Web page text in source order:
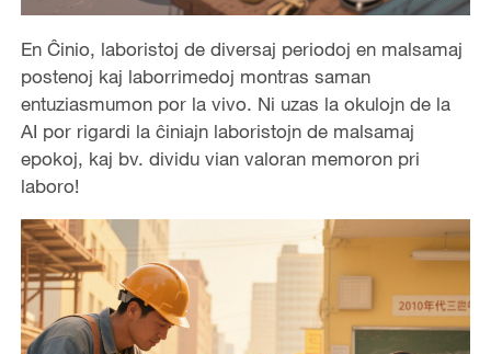
En Ĉinio, laboristoj de diversaj periodoj en malsamaj
postenoj kaj laborrimedoj montras saman
entuziasmumon por la vivo. Ni uzas la okulojn de la
AI por rigardi la ĉiniajn laboristojn de malsamaj
epokoj, kaj bv. dividu vian valoran memoron pri
laboro!